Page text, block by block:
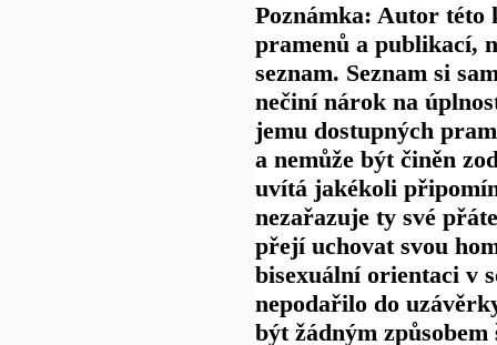
Poznámka: Autor této
pramenů a publikací,
seznam. Seznam si
nečiní nárok na
jemu dostupných
a nemůže být činěn
uvítá jakékoli
nezařazuje ty své
přejí uchovat svou
bisexuální orientaci v
nepodařilo do
být žádným